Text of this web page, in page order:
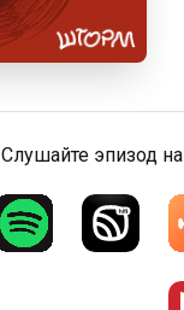
Слушайте эпизод